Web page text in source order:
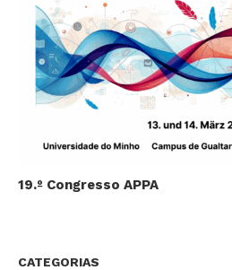
19.º Congresso APPA
CATEGORIAS